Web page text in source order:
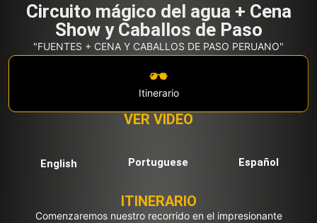
Circuito mágico del agua + Cena
Show y Caballos de Paso
"FUENTES + CENA Y CABALLOS DE PASO PERUANO"
Itinerario
VER VIDEO
English Portuguese Español
ITINERARIO
Comenzaremos nuestro recorrido en el impresionante